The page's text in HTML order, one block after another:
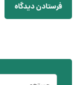
فرستادن دیدگاه